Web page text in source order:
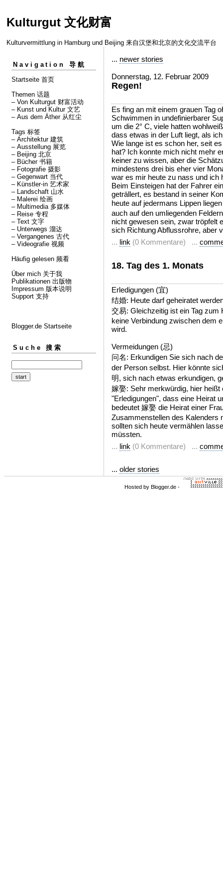
Kulturgut 文化财富
Kulturvermittlung in Hamburg und Beijing 来自汉堡和北京的文化交流平台
Navigation 导航
Startseite 首页
Themen 话题
– Von Kulturgut 财富活动
– Kunst und Kultur 文艺
– Aus dem Äther 从红尘
Tags 标签
– Architektur 建筑
– Ausstellung 展览
– Beijing 北京
– Bücher 书籍
– Fotografie 摄影
– Gegenwart 当代
– Künstler⋅in 艺术家
– Landschaft 山水
– Malerei 绘画
– Multimedia 多媒体
– Reise 专程
– Text 文字
– Unterwegs 溜达
– Vergangenes 古代
– Videografie 视频
Häufig gelesen 频看
Über mich 关于我
Publikationen 出版物
Impressum 版本说明
Support 支持
Blogger.de Startseite
Suche 搜索
... newer stories
Donnerstag, 12. Februar 2009
Regen!
Es fing an mit einem grauen Tag
Schwimmen in undefinierbarer
um die 2° C, viele hatten
dass etwas in der Luft liegt, als
Wie lange ist es schon her, seit
hat? Ich konnte mich nicht mehr
keiner zu wissen, aber die
mindestens drei bis eher vier
war es mir heute zu nass und ich
Beim Einsteigen hat der Fahrer
geträllert, es bestand in seiner
heute auf jedermans Lippen
auch auf den umliegenden
nicht gewesen sein, zwar tröpfelt
sich Richtung Abflussrohre, aber
... link (0 Kommentare) ...
18. Tag des 1. Monats
Erledigungen (宜)
结婚: Heute darf geheiratet
交易: Gleichzeitig ist ein Tag zum
keine Verbindung zwischen dem
wird.
Vermeidungen (忌)
问名: Erkundigen Sie sich nach
der Person selbst. Hier könnte
明, sich nach etwas erkundigen,
嫁娶: Sehr merkwürdig, hier
"Erledigungen", dass eine Heirat
bedeutet 嫁娶 die Heirat einer
Zusammenstellen des Kalenders
sollten sich heute vermählen
müssten.
... link (0 Kommentare) ...
... older stories
Hosted by Blogger.de -